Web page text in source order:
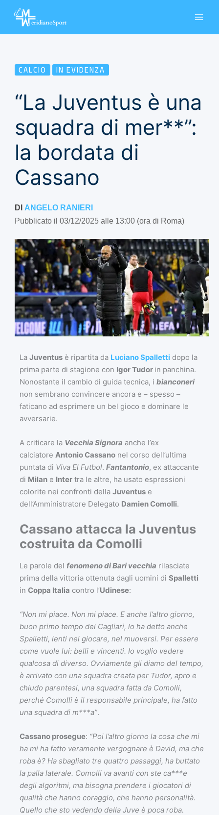
CALCIO IN EVIDENZA
“La Juventus è una
squadra di mer**”:
la bordata di
Cassano
DI ANGELO RANIERI
Pubblicato il 03/12/2025 alle 13:00 (ora di Roma)
La Juventus è ripartita da Luciano Spalletti dopo la
prima parte di stagione con Igor Tudor in panchina.
Nonostante il cambio di guida tecnica, i bianconeri
non sembrano convincere ancora e – spesso –
faticano ad esprimere un bel gioco e dominare le
avversarie.
A criticare la Vecchia Signora anche l’ex
calciatore Antonio Cassano nel corso dell’ultima
puntata di Viva El Futbol. Fantantonio, ex attaccante
di Milan e Inter tra le altre, ha usato espressioni
colorite nei confronti della Juventus e
dell’Amministratore Delegato Damien Comolli.
Cassano attacca la Juventus
costruita da Comolli
Le parole del fenomeno di Bari vecchia rilasciate
prima della vittoria ottenuta dagli uomini di Spalletti
in Coppa Italia contro l’Udinese:
“Non mi piace. Non mi piace. E anche l’altro giorno,
buon primo tempo del Cagliari, lo ha detto anche
Spalletti, lenti nel giocare, nel muoversi. Per essere
come vuole lui: belli e vincenti. Io voglio vedere
qualcosa di diverso. Ovviamente gli diamo del tempo,
è arrivato con una squadra creata per Tudor, apro e
chiudo parentesi, una squadra fatta da Comolli,
perché Comolli è il responsabile principale, ha fatto
una squadra di m***a”.
Cassano prosegue: “Poi l’altro giorno la cosa che mi
ha mi ha fatto veramente vergognare è David, ma che
roba è? Ha sbagliato tre quattro passaggi, ha buttato
la palla laterale. Comolli va avanti con ste ca***e
degli algoritmi, ma bisogna prendere i giocatori di
qualità che hanno coraggio, che hanno personalità.
Quello che sto vedendo della Juve è poca roba.